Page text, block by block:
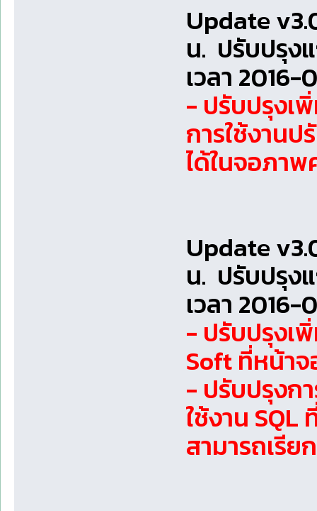
Update
น. ปรับปรุง
เวลา
- ปรับปรุงเ
การใช้งาน
ได้ในจอภาพ
Update
น. ปรับปรุง
เวลา 2016-
- ปรับปรุงเ
Soft ที่หน้า
- ปรับปรุงก
ใช้งาน SQL
สามารถเรีย